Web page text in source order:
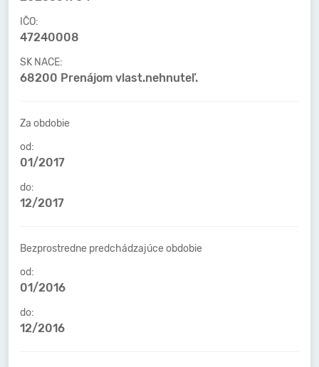
IČO:
47240008
SK NACE:
68200 Prenájom vlast.nehnuteľ.
Za obdobie
od:
01/2017
do:
12/2017
Bezprostredne predchádzajúce obdobie
od:
01/2016
do:
12/2016